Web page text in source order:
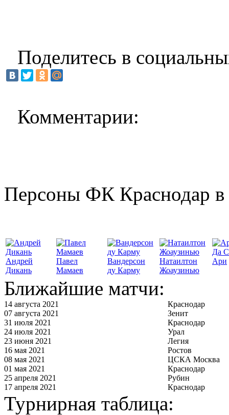
Поделитесь в
Комментарии:
Персоны ФК Краснодар в
Андрей
Дикань
Павел
Мамаев
Вандерсон
ду Карму
Натаилтон
Жоаузинью
Да
Ари
Ближайшие матчи:
14 августа 2021
Краснодар
07 августа 2021
Зенит
31 июля 2021
Краснодар
24 июля 2021
Урал
23 июня 2021
Легия
16 мая 2021
Ростов
08 мая 2021
ЦСКА Москва
01 мая 2021
Краснодар
25 апреля 2021
Рубин
17 апреля 2021
Краснодар
Турнирная таблица: